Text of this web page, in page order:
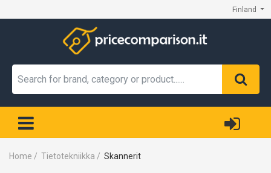
Finland
Home / Tietotekniikka / Skannerit